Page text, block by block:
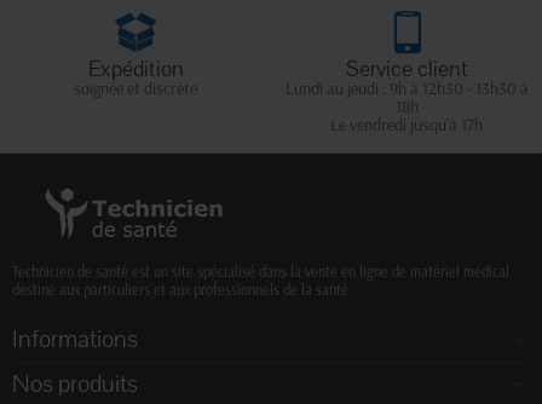
Expédition
soignée et discrète
Service client
Lundi au jeudi : 9h à 12h30 - 13h30 à
18h
Le vendredi jusqu'à 17h
Technicien de santé est un site spécialisé dans la vente en ligne de matériel médical
destiné aux particuliers et aux professionnels de la santé.
Informations
Nos produits